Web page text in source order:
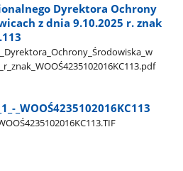
Dyrektora Ochrony
z dnia 9.10.2025 r. znak
​_WOOŚ4235102016KC113